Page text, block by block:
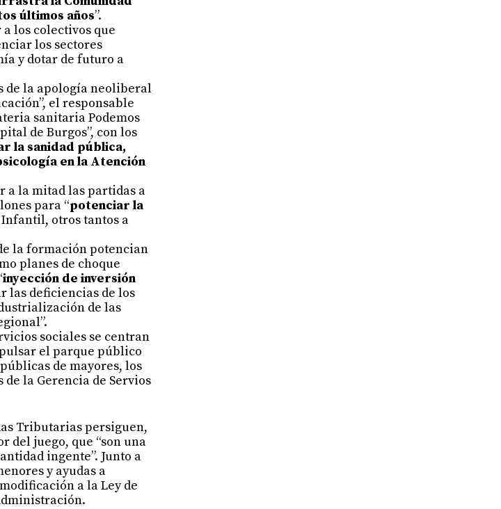
últimos años”.
los colectivos que
los sectores
y dotar de futuro a
de la apología neoliberal
el responsable
sanitaria Podemos
de Burgos”, con los
la sanidad pública,
en la Atención
a la mitad las partidas a
para “potenciar la
Infantil, otros tantos a
la formación potencian
planes de choque
inyección de inversión
las deficiencias de los
de las
sociales se centran
el parque público
de mayores, los
la Gerencia de Servios
Tributarias persiguen,
del juego, que “son una
ingente”. Junto a
y ayudas a
a la Ley de